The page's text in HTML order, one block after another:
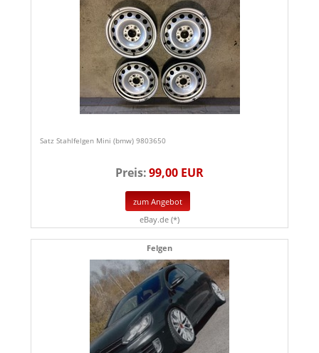
Satz Stahlfelgen Mini (bmw) 9803650
Preis:99,00 EUR
zum Angebot
eBay.de (*)
Felgen